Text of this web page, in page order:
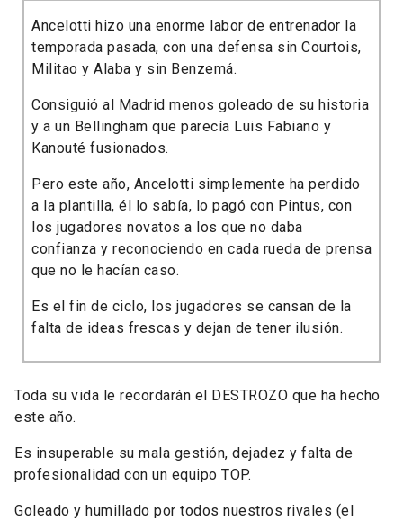
Ancelotti hizo una enorme labor de entrenador la
temporada pasada, con una defensa sin Courtois,
Militao y Alaba y sin Benzemá.
Consiguió al Madrid menos goleado de su historia
y a un Bellingham que parecía Luis Fabiano y
Kanouté fusionados.
Pero este año, Ancelotti simplemente ha perdido
a la plantilla, él lo sabía, lo pagó con Pintus, con
los jugadores novatos a los que no daba
confianza y reconociendo en cada rueda de prensa
que no le hacían caso.
Es el fin de ciclo, los jugadores se cansan de la
falta de ideas frescas y dejan de tener ilusión.
Toda su vida le recordarán el DESTROZO que ha hecho
este año.
Es insuperable su mala gestión, dejadez y falta de
profesionalidad con un equipo TOP.
Goleado y humillado por todos nuestros rivales (el